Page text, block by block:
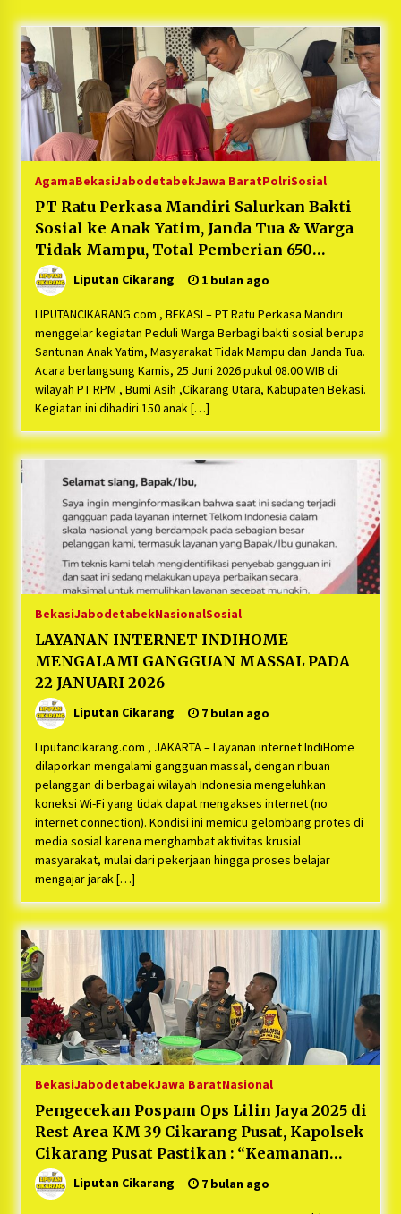
5 bulan ago
PNM Hadir dalam Setiap Langkah Dikha, Penari
Aura Farming yang Viral Ternyata Anak
Nasabah PNM Mekaar
1 tahun ago
Duh Kacau Banget, Karena Kecewa Tak Dapat
Fasilitas yang Sesuai, Para Peserta Retret
Sebelum Waktunya
1 tahun ago
Kartini Penggerak Lingkungan dari Sampah
1 tahun ago
PNM Berangkatkan Ratusan Peserta : Mudik
Aman Sampai Tujuan BUMN 2025
1 tahun ago
Ketua Umum Jurpala KOSMI Indonesia Gilang
Bayu Nugraha, S.H, Ucapkan Terimakasih Atas
Support Camat Kedungwaringin Memberikan
Logistik Ke Posko Jurpala Kosmi
1 tahun ago
Indonesia dan KOSMI Indonesia Atas Respon
Cepat Polres Metro Bekasi dan Polsek Cikarang
Timur yang Tangkap Oknum Ormas Terkait
Pengusiran Pendirian Posko
1 tahun ago
Kodim 0509 Kabupaten Bekasi Terima 20
Perahu Bantuan Dari Panglima TNI
1 tahun ago
Jelang Ramadhan, Kecamatan Cikarang Pusat
Gelar STQ ke-VII
1 tahun ago
AgamaBekasiJabodetabekJawa BaratPolriSosial
PT Ratu Perkasa Mandiri Salurkan Bakti
Sosial ke Anak Yatim, Janda Tua & Warga
Tidak Mampu, Total Pemberian 650
Masyarakat di Cikarang Utara
Liputan Cikarang 1 bulan ago
LIPUTANCIKARANG.com , BEKASI – PT Ratu Perkasa Mandiri
menggelar kegiatan Peduli Warga Berbagi bakti sosial berupa
Santunan Anak Yatim, Masyarakat Tidak Mampu dan Janda Tua.
Acara berlangsung Kamis, 25 Juni 2026 pukul 08.00 WIB di
wilayah PT RPM , Bumi Asih ,Cikarang Utara, Kabupaten Bekasi.
Kegiatan ini dihadiri 150 anak […]
BekasiJabodetabekNasionalSosial
LAYANAN INTERNET INDIHOME
MENGALAMI GANGGUAN MASSAL PADA
22 JANUARI 2026
Liputan Cikarang 7 bulan ago
Liputancikarang.com , JAKARTA – Layanan internet IndiHome
dilaporkan mengalami gangguan massal, dengan ribuan
pelanggan di berbagai wilayah Indonesia mengeluhkan
koneksi Wi-Fi yang tidak dapat mengakses internet (no
internet connection). Kondisi ini memicu gelombang protes di
media sosial karena menghambat aktivitas krusial
masyarakat, mulai dari pekerjaan hingga proses belajar
mengajar jarak […]
BekasiJabodetabekJawa BaratNasional
Pengecekan Pospam Ops Lilin Jaya 2025 di
Rest Area KM 39 Cikarang Pusat, Kapolsek
Cikarang Pusat Pastikan : “Keamanan
Liburan Aman!”
Liputan Cikarang 7 bulan ago